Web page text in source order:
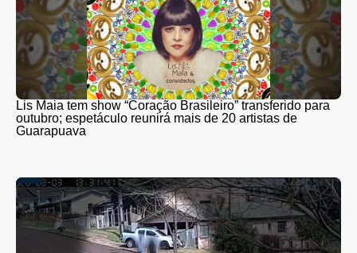
Lis Maia tem show “Coração Brasileiro” transferido para
outubro; espetáculo reunirá mais de 20 artistas de
Guarapuava